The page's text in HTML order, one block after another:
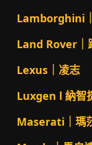
Lamborghini
Land Rover｜
Lexus｜凌志
Luxgen l 納智
Maserati｜瑪